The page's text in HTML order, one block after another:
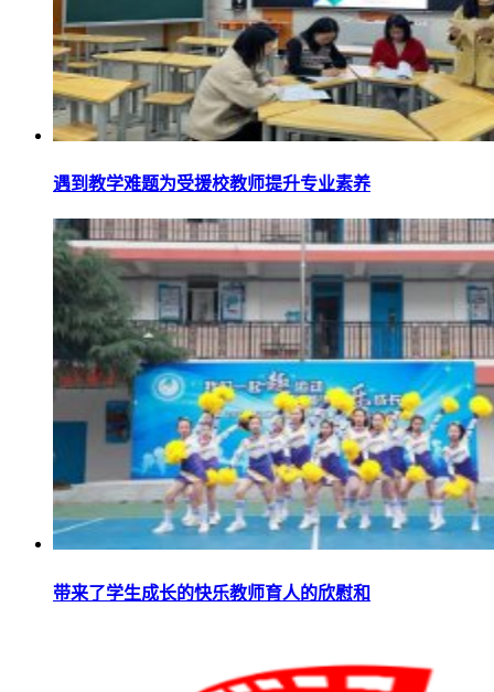
遇到教学难题为受援校教师提升专业素养
带来了学生成长的快乐教师育人的欣慰和